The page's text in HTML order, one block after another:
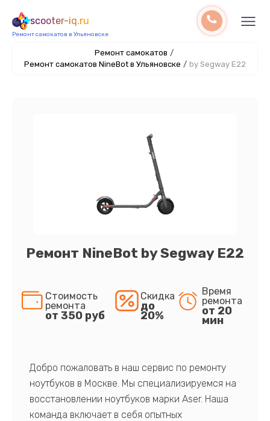
scooter-iq.ru
Ремонт самокатов в Ульяновске
Ремонт самокатов /
Ремонт самокатов NineBot в Ульяновске / by Segway E22
Ремонт NineBot by Segway E22
Стоимость
ремонта
от 350 руб
Скидка
до
20%
Время
ремонта
от 20
мин
Добро пожаловать в наш сервис по ремонту
ноутбуков в Москве. Мы специализируемся на
восстановлении ноутбуков марки Aser. Наша
команда включает в себя опытных